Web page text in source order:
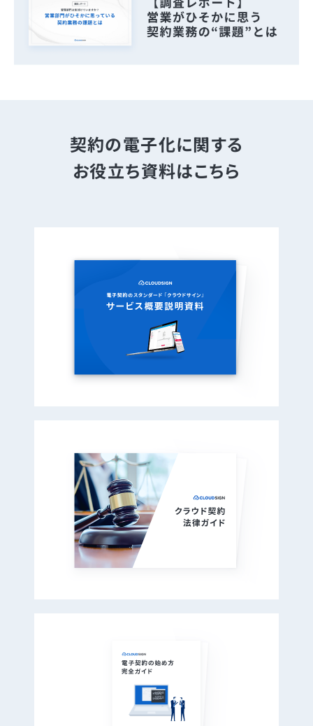
契約の電子化に関する
お役立ち資料はこちら